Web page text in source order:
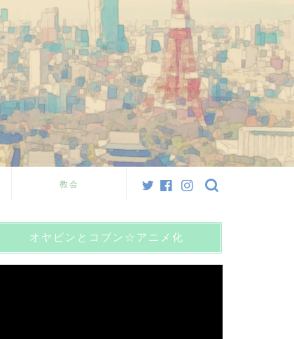
教会
オヤビンとコブン☆アニメ化